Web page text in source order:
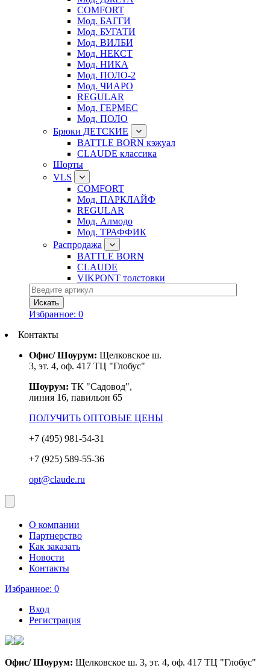
COMFORT
Мод. БАГГИ
Мод. БУГАТИ
Мод. ВИЛБИ
Мод. НЕКСТ
Мод. НИКА
Мод. ПОЛО-2
Мод. ЧИАРО
REGULAR
Мод. ГЕРМЕС
Мод. ПОЛО
Брюки ДЕТСКИЕ
BATTLE BORN кэжуал
CLAUDE классика
Шорты
VLS
COMFORT
Мод. ПАРКЛАЙФ
REGULAR
Мод. Алмодо
Мод. ТРАФФИК
Распродажа
BATTLE BORN
CLAUDE
VIKPONT толстовки
Избранное: 0
Контакты
Офис/ Шоурум: Щелковское ш.
3, эт. 4, оф. 417 ТЦ "Глобус"
Шоурум: ТК "Садовод",
линия 16, павильон 65
ПОЛУЧИТЬ ОПТОВЫЕ ЦЕНЫ
+7 (495) 981-54-31
+7 (925) 589-55-36
opt@claude.ru
О компании
Партнерство
Как заказать
Новости
Контакты
Избранное: 0
Вход
Регистрация
Офис/ Шоурум: Щелковское ш. 3, эт. 4, оф. 417 ТЦ "Глобус"